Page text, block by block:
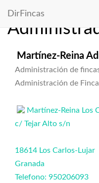
DirFincas
Directorio
Martínez-Reina
Administración de
Administración de
Martínez-Reina Los
c/ Tejar Alto s/n
18614 Los Carlos-Lujar
Granada
Telefono: 950206093